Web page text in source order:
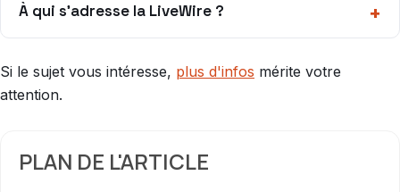
À qui s’adresse la LiveWire ?
Si le sujet vous intéresse, plus d'infos mérite votre
attention.
PLAN DE L'ARTICLE